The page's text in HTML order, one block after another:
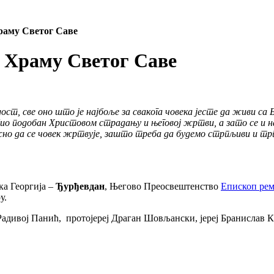
Светог Саве
Светог Саве
све оно што је најбоље за свакога човека јесте да живи
подобан Христовом страдању и његовој жртви, а зато се и
да се човек жртвује, зашто треба да будемо стрпљиви и
Георгија – Ђурђевдан, Његово Преосвештенство Епископ
Панић, протојереј Драган Шовљански, јереј